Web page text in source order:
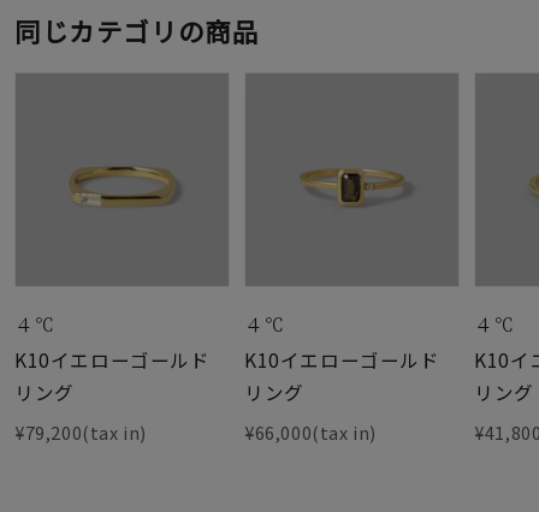
同じカテゴリの商品
４℃
K10イエローゴールド
リング
¥79,200(tax in)
４℃
K10イエローゴールド
リング
¥66,000(tax in)
４℃
K10イ
リング